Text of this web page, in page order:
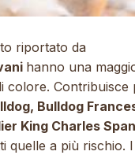
riportato da
hanno una
colore. Contribuisce
Bulldog
King Charles
quelle a più rischio. I